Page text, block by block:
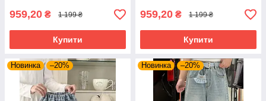
959,20 ₴ 1 199 ₴
Купити
959,20 ₴ 1 199 ₴
Купити
Новинка –20% Новинка –20%